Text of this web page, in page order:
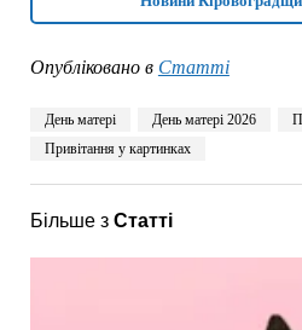
Опубліковано в Статті
День матері День матері 2026
Привітання у картинках
Більше з Статті